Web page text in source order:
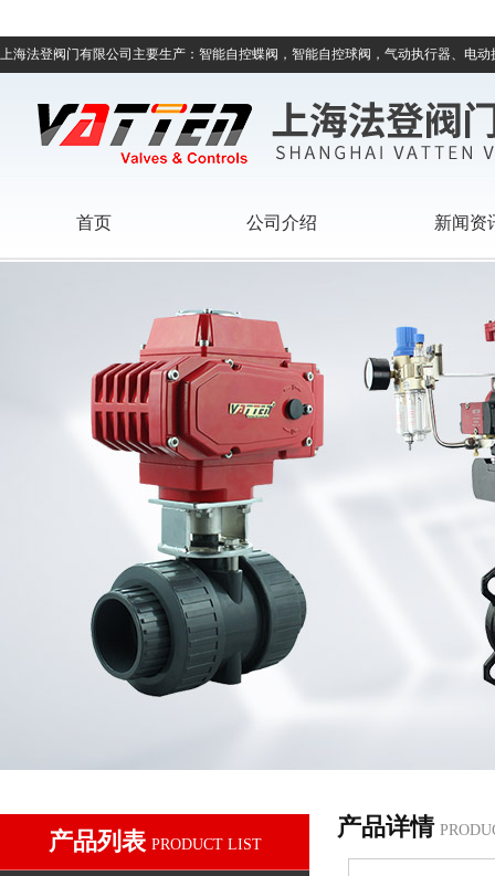
上海法登阀门有限公司主要生产：智能自控蝶阀，智能自控球阀，气动执行器、电
首页 公司介绍 新闻资
产品列表 PRODUCT LIST
产品详情